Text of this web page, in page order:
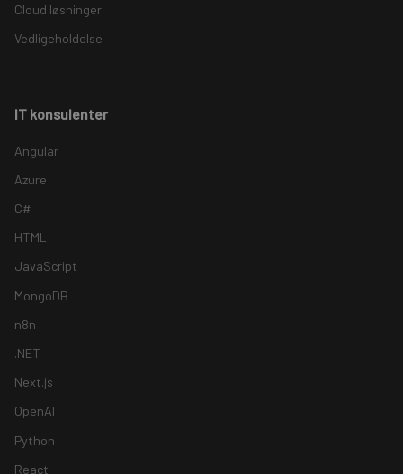
Cloud løsninger
Vedligeholdelse
IT konsulenter
Angular
Azure
C#
HTML
JavaScript
MongoDB
n8n
.NET
Next.js
OpenAI
Python
React